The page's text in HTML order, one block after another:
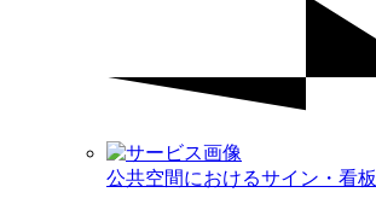
公共空間におけるサイン・看板